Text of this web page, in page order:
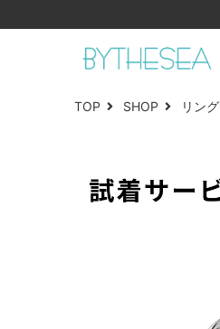
TOP SHOP リング